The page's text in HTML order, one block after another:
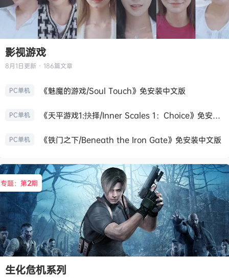
影视游戏
8月1日更新 · 186篇文章
PC单机 《魅魔的游戏/Soul Touch》免安装中文版
PC单机 《天平游戏1:抉择/Inner Scales 1：Choice》免安装中文版
PC单机 《铁门之下/Beneath the Iron Gate》免安装中文版
专题：第2期
生化危机系列